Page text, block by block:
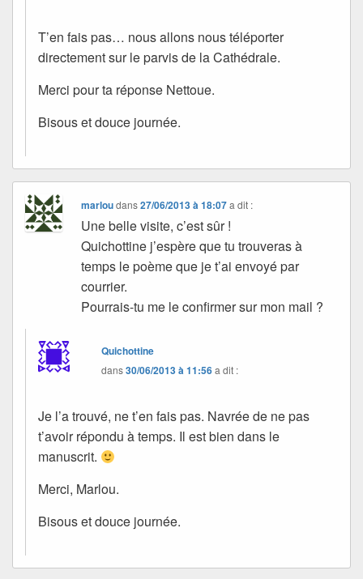
T’en fais pas… nous allons nous téléporter
directement sur le parvis de la Cathédrale.
Merci pour ta réponse Nettoue.
Bisous et douce journée.
marloudans27/06/2013 à 18:07 a dit :
Une belle visite, c’est sûr !
Quichottine j’espère que tu trouveras à
temps le poème que je t’ai envoyé par
courrier.
Pourrais-tu me le confirmer sur mon mail ?
Quichottine
dans30/06/2013 à 11:56a dit :
Je l’a trouvé, ne t’en fais pas. Navrée de ne pas
t’avoir répondu à temps. Il est bien dans le
manuscrit.
Merci, Marlou.
Bisous et douce journée.